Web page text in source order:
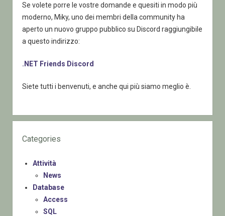
Se volete porre le vostre domande e quesiti in modo più
moderno, Miky, uno dei membri della community ha
aperto un nuovo gruppo pubblico su Discord raggiungibile
a questo indirizzo:
.NET Friends Discord
Siete tutti i benvenuti, e anche qui più siamo meglio è.
Categories
Attività
News
Database
Access
SQL